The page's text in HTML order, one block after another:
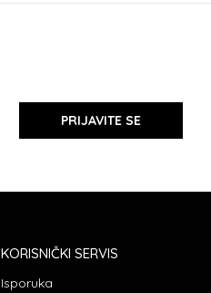
PRIJAVITE SE
KORISNIČKI SERVIS
Isporuka